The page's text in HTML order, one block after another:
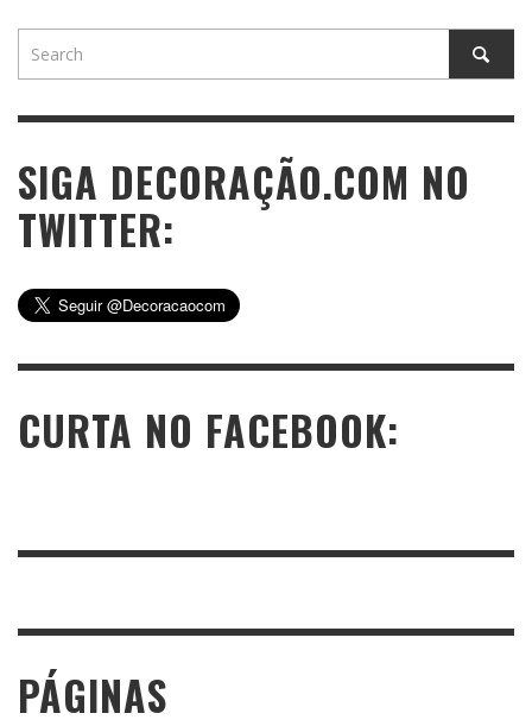
SIGA DECORAÇÃO.COM NO
TWITTER:
CURTA NO FACEBOOK:
PÁGINAS